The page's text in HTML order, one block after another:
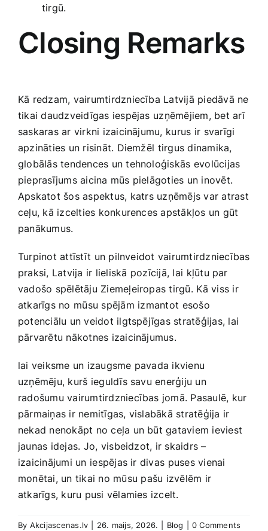
tirgū.
Closing‌ Remarks
Kā ‌redzam, vairumtirdzniecība Latvijā piedāvā ne​
tikai daudzveidīgas‍ iespējas ⁢uzņēmējiem, bet arī
saskaras ‌ar virkni izaicinājumu, ⁢kurus ⁤ir svarīgi
apzināties un risināt. Diemžēl ⁣tirgus ‍dinamika,
globālās tendences un tehnoloģiskās⁤ evolūcijas
pieprasījums aicina mūs pielāgoties un inovēt.
Apskatot šos ‌aspektus, ⁣katrs uzņēmējs var atrast​
ceļu, kā izcelties konkurences apstākļos un gūt
panākumus.
Turpinot attīstīt ⁣un pilnveidot vairumtirdzniecības
praksi, Latvija ​ir lieliskā ⁣pozīcijā, ​lai ⁣kļūtu ​par
vadošo spēlētāju ‌Ziemeļeiropas tirgū.⁢ Kā viss ir
atkarīgs no ⁣mūsu spējām ⁢izmantot⁣ esošo‍
potenciālu un veidot ‌ilgtspējīgas stratēģijas, lai
pārvarētu nākotnes izaicinājumus.
lai veiksme un izaugsme pavada ikvienu
uzņēmēju, ‌kurš ⁢ieguldīs savu enerģiju un
radošumu vairumtirdzniecības jomā. Pasaulē, kur
pārmaiņas ir nemitīgas, vislabākā stratēģija ⁣ir
nekad nenokāpt no ceļa un būt gataviem‍ ieviest
jaunas idejas. ⁤Jo, visbeidzot, ir skaidrs ‌–
izaicinājumi un ⁣iespējas ir ‌divas⁢ puses vienai
monētai, un tikai no ‍mūsu ⁣pašu​ izvēlēm ir
atkarīgs, kuru pusi vēlamies izcelt.
By Akcijascenas.lv 26. maijs, 2026. Blog 0 Comments